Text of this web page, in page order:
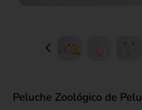
Peluche Zoológico de